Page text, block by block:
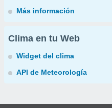
Más información
Clima en tu Web
Widget del clima
API de Meteorología